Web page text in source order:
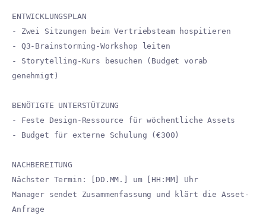
ENTWICKLUNGSPLAN
- Zwei Sitzungen beim Vertriebsteam hospitieren
- Q3-Brainstorming-Workshop leiten
- Storytelling-Kurs besuchen (Budget vorab
genehmigt)
BENÖTIGTE UNTERSTÜTZUNG
- Feste Design-Ressource für wöchentliche Assets
- Budget für externe Schulung (€300)
NACHBEREITUNG
Nächster Termin: [DD.MM.] um [HH:MM] Uhr
Manager sendet Zusammenfassung und klärt die Asset-
Anfrage